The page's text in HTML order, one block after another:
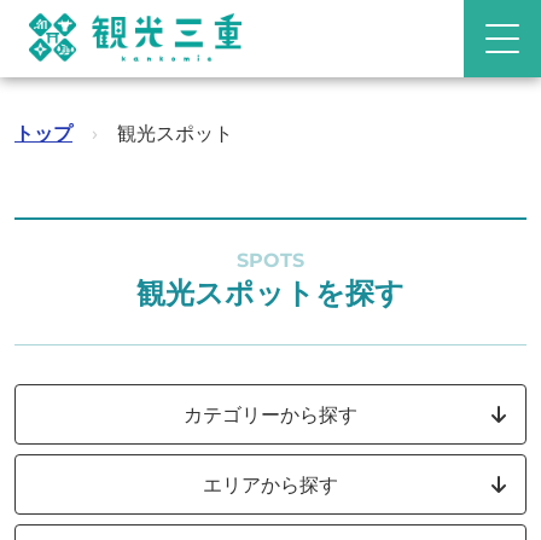
トップ › 観光スポット
SPOTS
観光スポットを探す
カテゴリーから探す
エリアから探す